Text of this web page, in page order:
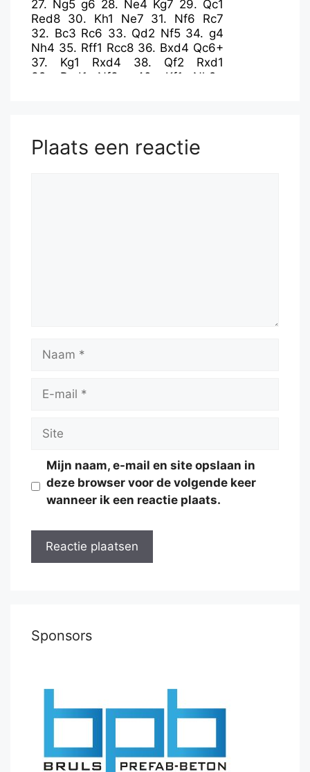
27. Ng5 g6 28. Ne4 Kg7 29. Qc1
Red8 30. Kh1 Ne7 31. Nf6
Rc7
32. Bc3 Rc6 33. Qd2 Nf5 34.g4
Nh4 35. Rff1 Rcc8 36. Bxd4 Qc6+
37. Kg1 Rxd4 38. Qf2
Rxd1
39. Rxd1 Nf3+ 40. Kf1
Nh2+
Plaats een reactie
Naam
Site
Mijn naam, e-mail en site opslaan in
deze browser voor de volgende keer
wanneer ik een reactie plaats.
Sponsors